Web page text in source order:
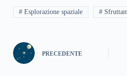
# Esplorazione spaziale #
PRECEDENTE